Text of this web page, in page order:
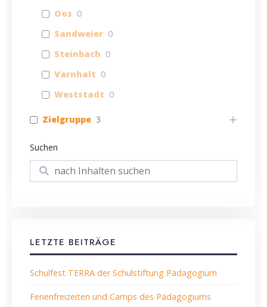
Oos 0
Sandweier 0
Steinbach 0
Varnhalt 0
Weststadt 0
Zielgruppe 3
Suchen
Suchen
LETZTE BEITRÄGE
Schulfest TERRA der Schulstiftung Pädagogium
Ferienfreizeiten und Camps des Pädagogiums